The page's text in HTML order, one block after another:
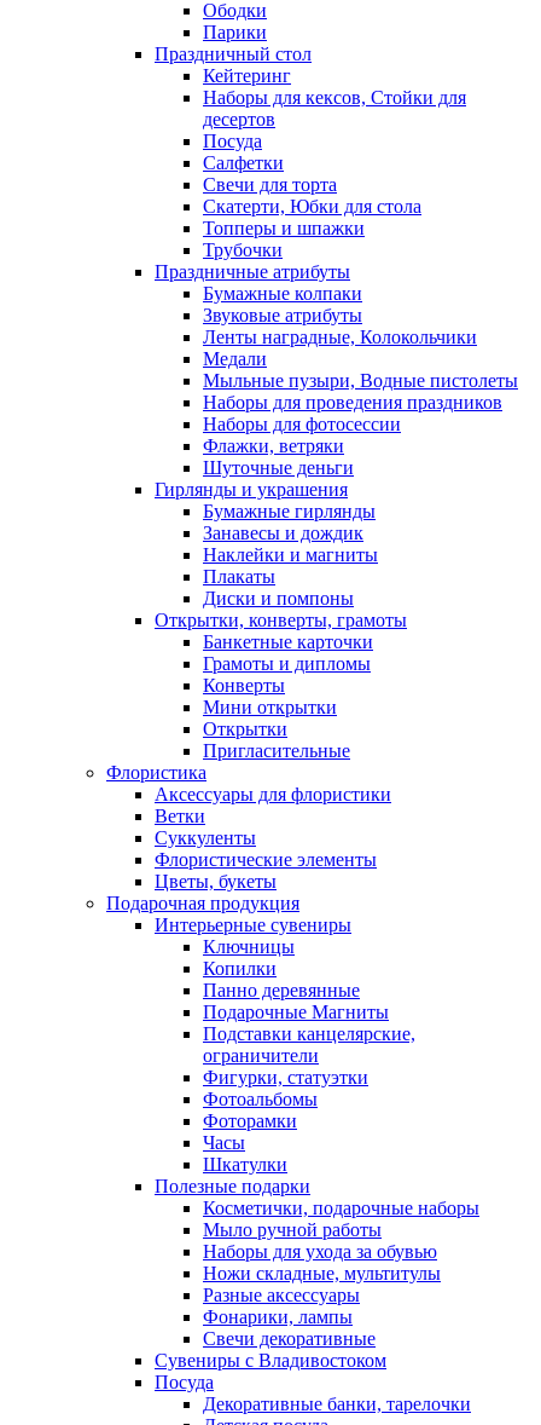
Ободки
Парики
Праздничный стол
Кейтеринг
Наборы для кексов, Стойки для
десертов
Посуда
Салфетки
Свечи для торта
Скатерти, Юбки для стола
Топперы и шпажки
Трубочки
Праздничные атрибуты
Бумажные колпаки
Звуковые атрибуты
Ленты наградные, Колокольчики
Медали
Мыльные пузыри, Водные пистолеты
Наборы для проведения праздников
Наборы для фотосессии
Флажки, ветряки
Шуточные деньги
Гирлянды и украшения
Бумажные гирлянды
Занавесы и дождик
Наклейки и магниты
Плакаты
Диски и помпоны
Открытки, конверты, грамоты
Банкетные карточки
Грамоты и дипломы
Конверты
Мини открытки
Открытки
Пригласительные
Флористика
Аксессуары для флористики
Ветки
Суккуленты
Флористические элементы
Цветы, букеты
Подарочная продукция
Интерьерные сувениры
Ключницы
Копилки
Панно деревянные
Подарочные Магниты
Подставки канцелярские,
ограничители
Фигурки, статуэтки
Фотоальбомы
Фоторамки
Часы
Шкатулки
Полезные подарки
Косметички, подарочные наборы
Мыло ручной работы
Наборы для ухода за обувью
Ножи складные, мультитулы
Разные аксессуары
Фонарики, лампы
Свечи декоративные
Сувениры с Владивостоком
Посуда
Декоративные банки, тарелочки